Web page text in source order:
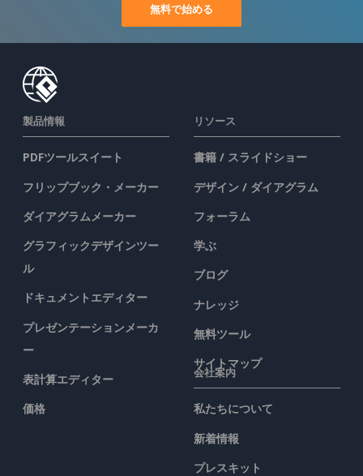
無料で始める
製品情報
PDFツールスイート
フリップブック・メーカー
ダイアグラムメーカー
グラフィックデザインツー
ル
ドキュメントエディター
プレゼンテーションメーカ
ー
表計算エディター
価格
リソース
書籍 / スライドショー
デザイン / ダイアグラム
フォーラム
学ぶ
ブログ
ナレッジ
無料ツール
サイトマップ
会社案内
私たちについて
新着情報
プレスキット